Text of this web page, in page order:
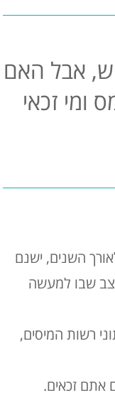
אבל האם
ומי זכאי
השנים, ישנם
שבו למעשה
6 שנים אחורה. על פי נתוני רשות המיסים,
אתם זכאים.